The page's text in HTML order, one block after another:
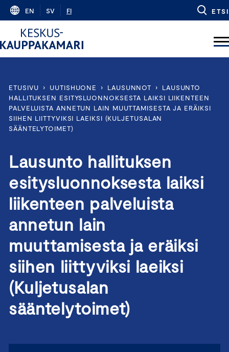
Skip
content
EN SV FI ETSI
ETUSIVU › UUTISHUONE › LAUSUNNOT ›
LAUSUNTO
HALLITUKSEN ESITYSLUONNOKSESTA LAIKSI LIIKENTEEN
PALVELUISTA ANNETUN LAIN MUUTTAMISESTA JA ERÄIKSI
SIIHEN LIITTYVIKSI LAEIKSI (KULJETUSALAN
SÄÄNTELYTOIMET)
Lausunto hallituksen
esitysluonnoksesta laiksi
liikenteen palveluista
annetun lain
muuttamisesta ja eräiksi
siihen liittyviksi laeiksi
(Kuljetusalan
sääntelytoimet)